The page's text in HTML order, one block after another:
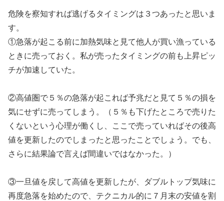
危険を察知すれば逃げるタイミングは３つあったと思いま
す。
①急落が起こる前に加熱気味と見て他人が買い漁っている
ときに売っておく。私が売ったタイミングの前も上昇ピッ
チが加速していた。
②高値圏で５％の急落が起これば予兆だと見て５％の損を
気にせずに売ってしまう。（５％も下げたところで売りた
くないという心理が働くし、ここで売っていればその後高
値を更新したのでしまったと思ったことでしょう。でも、
さらに結果論で言えば間違いではなかった。）
③一旦値を戻して高値を更新したが、ダブルトップ気味に
再度急落を始めたので、テクニカル的に７月末の安値を割